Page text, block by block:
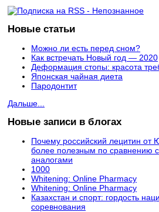
Новые статьи
Можно ли есть перед сном?
Как встречать Новый год — 2020
Деформация стопы: красота
Японская чайная диета
Пародонтит
Дальше...
Новые записи в блогах
Почему российский лецитин от
более полезным по сравнению
аналогами
1000
Whitening: Online Pharmacy
Whitening: Online Pharmacy
Казахстан и спорт: гордость
соревнования